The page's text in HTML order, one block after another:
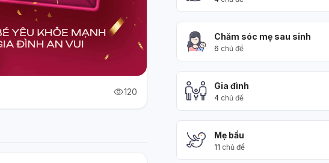
120
Chăm sóc mẹ sau sinh
6 chủ đề
Gia đình
4 chủ đề
Mẹ bầu
11 chủ đề